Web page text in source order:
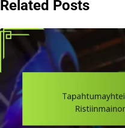
Related Posts